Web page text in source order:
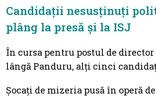
Candidații nesusținuți
plâng la presă și la ISJ
În cursa pentru postul de director
lângă Panduru, alți cinci
Șocați de mizeria pusă în operă